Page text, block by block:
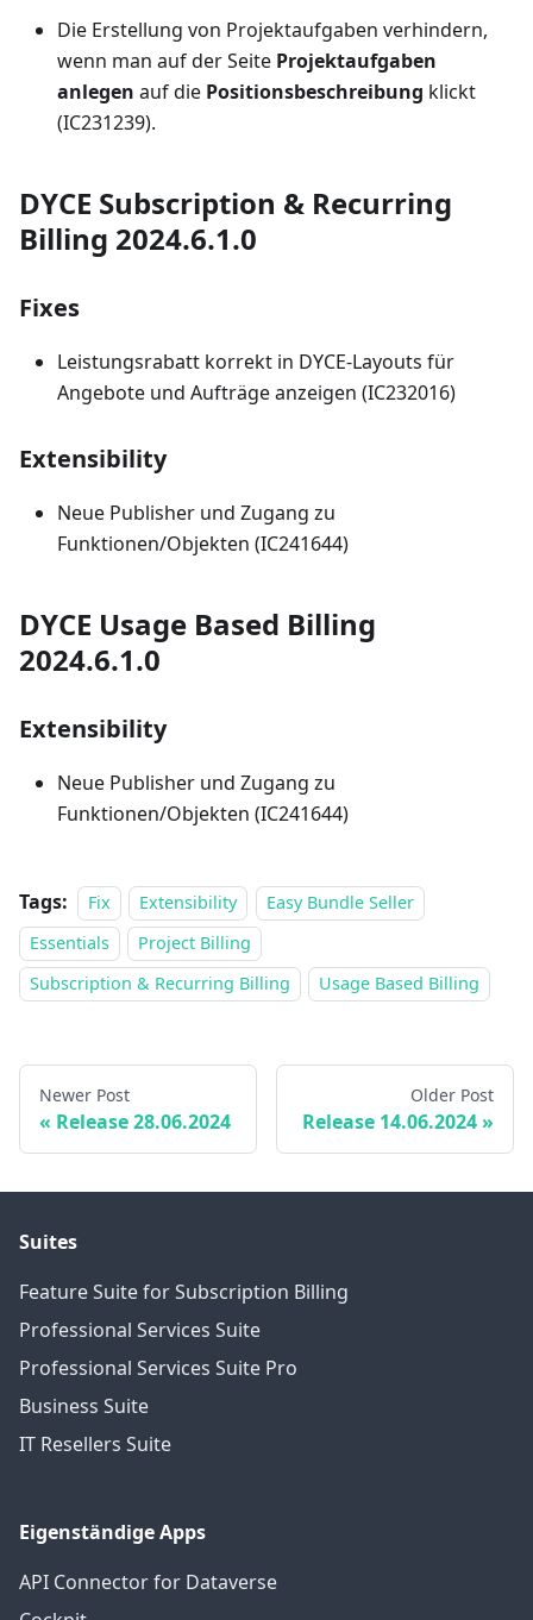
Die Erstellung von Projektaufgaben verhindern,
wenn man auf der Seite Projektaufgaben
anlegen auf die Positionsbeschreibung klickt
(IC231239).
DYCE Subscription & Recurring
Billing 2024.6.1.0
Fixes
Leistungsrabatt korrekt in DYCE-Layouts für
Angebote und Aufträge anzeigen (IC232016)
Extensibility
Neue Publisher und Zugang zu
Funktionen/Objekten (IC241644)
DYCE Usage Based Billing
2024.6.1.0
Extensibility
Neue Publisher und Zugang zu
Funktionen/Objekten (IC241644)
Tags: Fix Extensibility
Easy Bundle Seller
Essentials
Project Billing
Subscription & Recurring Billing
Usage Based Billing
Newer Post
Release 28.06.2024
Older Post
Release 14.06.2024
Suites
Feature Suite for Subscription Billing
Professional Services Suite
Professional Services Suite Pro
Business Suite
IT Resellers Suite
Eigenständige Apps
API Connector for Dataverse